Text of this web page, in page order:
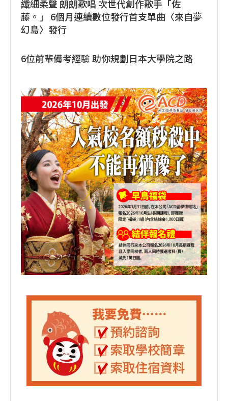
纖細柔聲 朗朗歌唱 次世代創作歌手「佐
藤。」 6個月連續數位發行首支單曲〈來自夢
幻島〉發行
6位前輩備考經驗 助你規劃日本大學院之路